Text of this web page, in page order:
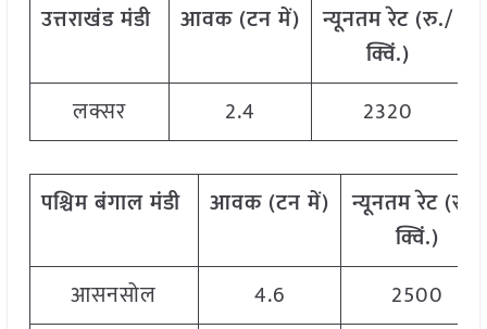
उत्तराखंडमंडी आवक(टनमें) न्यूनतमरेट(रु./
क्विं.)
लक्सर 2.4 2320
पश्चिमबंगालमंडी आवक(टनमें) न्यूनतमरेट(रु
क्विं.)
आसनसोल
4.6 2500